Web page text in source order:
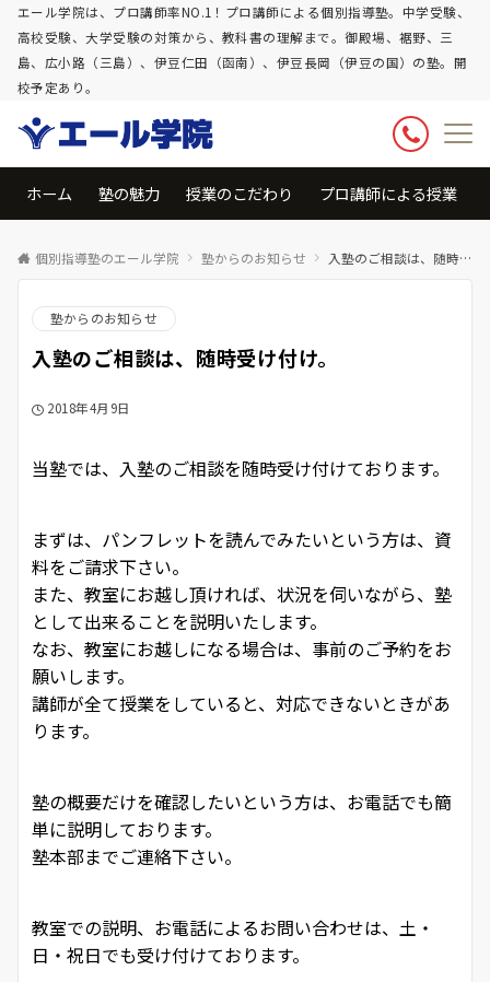
エール学院は、プロ講師率NO.1！プロ講師による個別指導塾。中学受験、
高校受験、大学受験の対策から、教科書の理解まで。御殿場、裾野、三
島、広小路（三島）、伊豆仁田（函南）、伊豆長岡（伊豆の国）の塾。開
校予定あり。
ホーム 塾の魅力 授業のこだわり プロ講師による授業
個別指導塾のエール学院 塾からのお知らせ 入塾のご相談は、随時受け付け。
塾からのお知らせ
入塾のご相談は、随時受け付け。
2018年4月9日
当塾では、入塾のご相談を随時受け付けております。
まずは、パンフレットを読んでみたいという方は、資
料をご請求下さい。
また、教室にお越し頂ければ、状況を伺いながら、塾
として出来ることを説明いたします。
なお、教室にお越しになる場合は、事前のご予約をお
願いします。
講師が全て授業をしていると、対応できないときがあ
ります。
塾の概要だけを確認したいという方は、お電話でも簡
単に説明しております。
塾本部までご連絡下さい。
教室での説明、お電話によるお問い合わせは、土・
日・祝日でも受け付けております。